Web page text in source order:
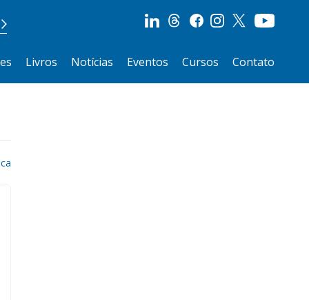
Livros Notícias Eventos Cursos Contato